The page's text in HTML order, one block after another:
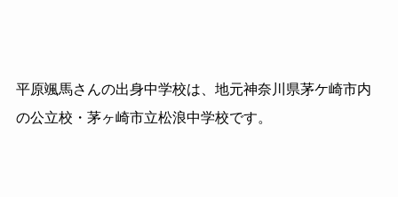
平原颯馬さんの出身中学校は、地元神奈川県茅ケ崎市内
の公立校・茅ヶ崎市立松浪中学校です。